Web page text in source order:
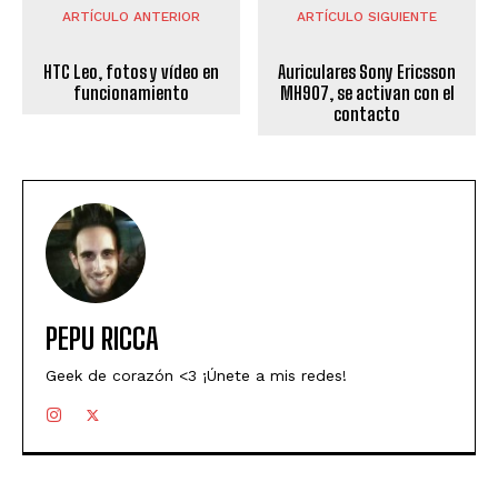
ARTÍCULO ANTERIOR
HTC Leo, fotos y vídeo en
funcionamiento
ARTÍCULO SIGUIENTE
Auriculares Sony Ericsson
MH907, se activan con el
contacto
PEPU RICCA
Geek de corazón <3 ¡Únete a mis redes!